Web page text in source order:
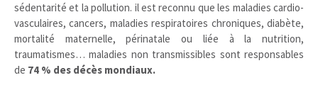
sédentarité et la pollution. il est reconnu que les maladies cardio-
vasculaires, cancers, maladies respiratoires chroniques, diabète,
mortalité maternelle, périnatale ou liée à la nutrition,
traumatismes… maladies non transmissibles sont responsables
de 74 % des décès mondiaux.